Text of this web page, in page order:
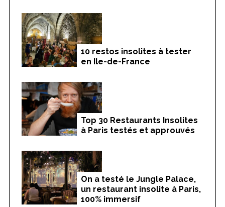
10 restos insolites à tester
en Ile-de-France
Top 30 Restaurants Insolites
à Paris testés et approuvés
On a testé le Jungle Palace,
un restaurant insolite à Paris,
100% immersif